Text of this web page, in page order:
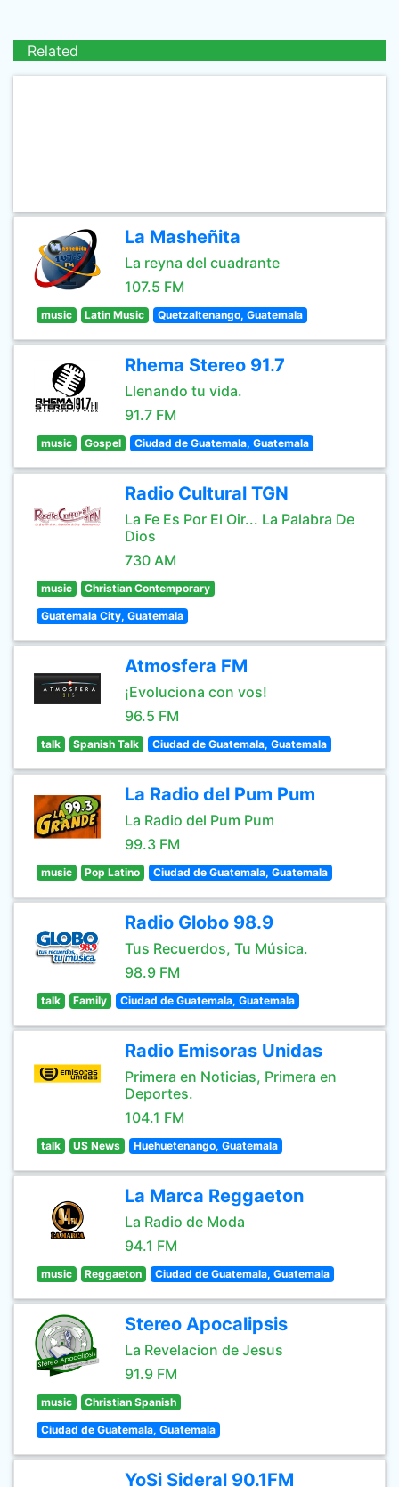
Related
La Masheñita
La reyna del cuadrante
107.5 FM
music Latin Music Quetzaltenango, Guatemala
Rhema Stereo 91.7
Llenando tu vida.
91.7 FM
music Gospel Ciudad de Guatemala, Guatemala
Radio Cultural TGN
La Fe Es Por El Oir... La Palabra De
Dios
730 AM
music Christian Contemporary
Guatemala City, Guatemala
Atmosfera FM
¡Evoluciona con vos!
96.5 FM
talk Spanish Talk Ciudad de Guatemala, Guatemala
La Radio del Pum Pum
La Radio del Pum Pum
99.3 FM
music Pop Latino Ciudad de Guatemala, Guatemala
Radio Globo 98.9
Tus Recuerdos, Tu Música.
98.9 FM
talk Family Ciudad de Guatemala, Guatemala
Radio Emisoras Unidas
Primera en Noticias, Primera en
Deportes.
104.1 FM
talk US News Huehuetenango, Guatemala
La Marca Reggaeton
La Radio de Moda
94.1 FM
music Reggaeton Ciudad de Guatemala, Guatemala
Stereo Apocalipsis
La Revelacion de Jesus
91.9 FM
music Christian Spanish
Ciudad de Guatemala, Guatemala
YoSi Sideral 90.1FM